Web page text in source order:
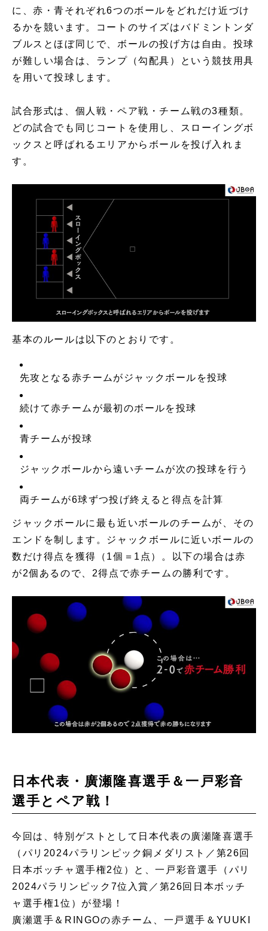
に、赤・青それぞれ6つのボールをどれだけ近づけ
るかを競います。コートのサイズはバドミントンダ
ブルスとほぼ同じで、ボールの投げ方は自由。投球
が難しい場合は、ランプ（勾配具）という競技用具
を用いて投球します。
試合形式は、個人戦・ペア戦・チーム戦の3種類。
どの試合でも同じコートを使用し、スローイングボ
ックスと呼ばれるエリアからボールを投げ入れま
す。
基本のルールは以下のとおりです。
先攻となる赤チームがジャックボールを投球
続けて赤チームが最初のボールを投球
青チームが投球
ジャックボールから遠いチームが次の投球を行う
両チームが6球ずつ投げ終えると得点を計算
ジャックボールに最も近いボールのチームが、その
エンドを制します。ジャックボールに近いボールの
数だけ得点を獲得（1個＝1点）。以下の場合は赤
が2個あるので、2得点で赤チームの勝利です。
日本代表・廣瀬隆喜選手＆一戸彩音
選手とペア戦！
今回は、特別ゲストとして日本代表の廣瀬隆喜選手
（パリ2024パラリンピック銅メダリスト／第26回
日本ボッチャ選手権2位）と、一戸彩音選手（パリ
2024パラリンピック7位入賞／第26回日本ボッチ
ャ選手権1位）が登場！
廣瀬選手＆RINGOの赤チーム、一戸選手＆YUUKI